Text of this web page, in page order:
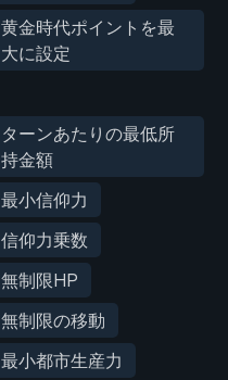
黄金時代ポイントを最
大に設定
ターンあたりの最低所
持金額
最小信仰力
信仰力乗数
無制限HP
無制限の移動
最小都市生産力